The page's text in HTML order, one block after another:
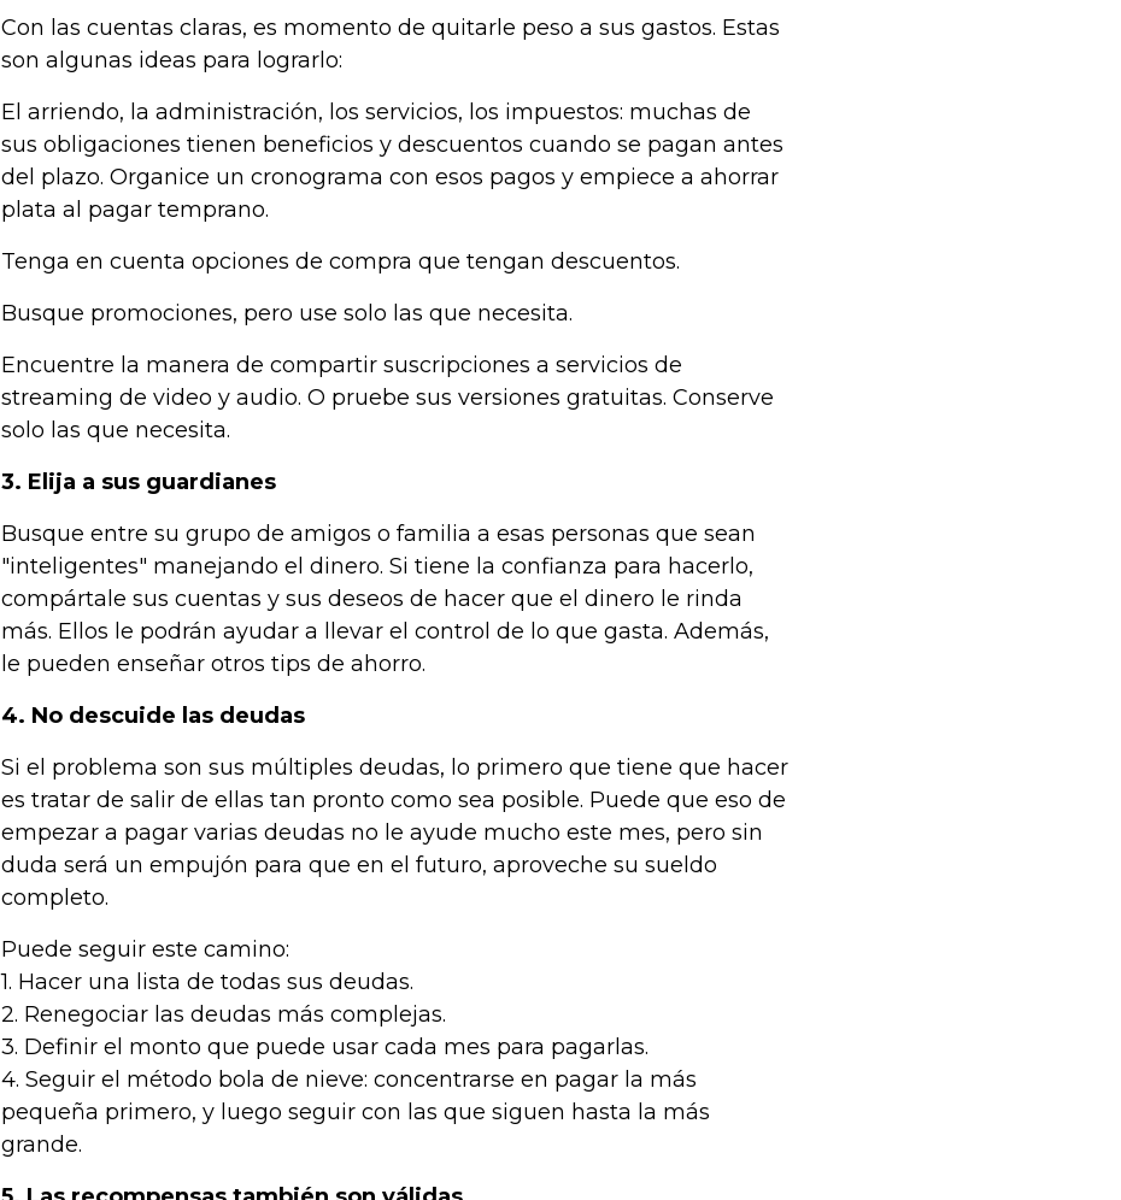
Con las cuentas claras, es momento de quitarle peso a sus gastos. Estas
son algunas ideas para lograrlo:
El arriendo, la administración, los servicios, los impuestos: muchas de
sus obligaciones tienen beneficios y descuentos cuando se pagan antes
del plazo. Organice un cronograma con esos pagos y empiece a ahorrar
plata al pagar temprano.
Tenga en cuenta opciones de compra que tengan descuentos.
Busque promociones, pero use solo las que necesita.
Encuentre la manera de compartir suscripciones a servicios de
streaming de video y audio. O pruebe sus versiones gratuitas. Conserve
solo las que necesita.
3. Elija a sus guardianes
Busque entre su grupo de amigos o familia a esas personas que sean
"inteligentes" manejando el dinero. Si tiene la confianza para hacerlo,
compártale sus cuentas y sus deseos de hacer que el dinero le rinda
más. Ellos le podrán ayudar a llevar el control de lo que gasta. Además,
le pueden enseñar otros tips de ahorro.
4. No descuide las deudas
Si el problema son sus múltiples deudas, lo primero que tiene que hacer
es tratar de salir de ellas tan pronto como sea posible. Puede que eso de
empezar a pagar varias deudas no le ayude mucho este mes, pero sin
duda será un empujón para que en el futuro, aproveche su sueldo
completo.
Puede seguir este camino:
1. Hacer una lista de todas sus deudas.
2. Renegociar las deudas más complejas.
3. Definir el monto que puede usar cada mes para pagarlas.
4. Seguir el método bola de nieve: concentrarse en pagar la más
pequeña primero, y luego seguir con las que siguen hasta la más
grande.